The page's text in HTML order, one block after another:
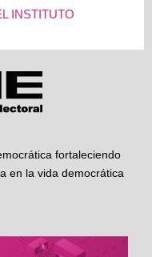
INSTITUTO
fortaleciendo
en la vida democrática